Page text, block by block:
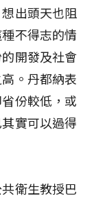
出頭天也阻
不得志的情
開發及社會
。丹都納表
份較低，或
實可以過得
衛生教授巴